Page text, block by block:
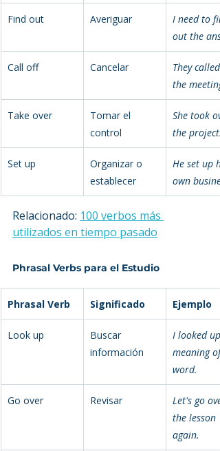
Find out Averiguar
I need to
out the
Call off Cancelar
They
the meeting.
Take over
Tomar el
control
She took
the project.
Set up
Organizar o
establecer
He set up
own
Relacionado: 100 verbos más
utilizados en tiempo pasado
Phrasal Verbs para el Estudio
Phrasal Verb Significado Ejemplo
Look up
Buscar
información
I looked
meaning
word.
Go over Revisar
Let's go
the lesson
again.